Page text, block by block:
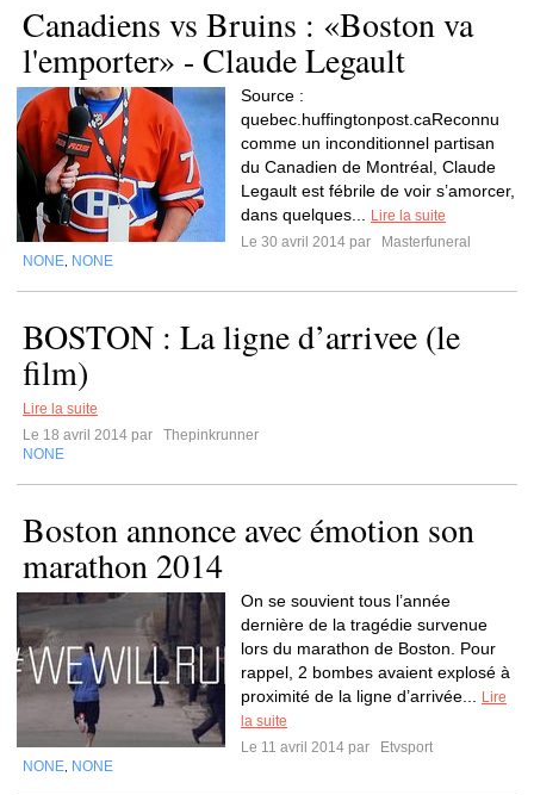
Canadiens vs Bruins : «Boston va
l'emporter» - Claude Legault
Source :
quebec.huffingtonpost.caReconnu
comme un inconditionnel partisan
du Canadien de Montréal, Claude
Legault est fébrile de voir s’amorcer,
dans quelques...
Lire la suite
Le 30 avril 2014 par
Masterfuneral
NONE NONE
BOSTON : La ligne d’arrivee (le
film)
Lire la suite
Le 18 avril 2014 par
Thepinkrunner
NONE
Boston annonce avec émotion son
marathon 2014
On se souvient tous l’année
dernière de la tragédie survenue
lors du marathon de Boston. Pour
rappel, 2 bombes avaient explosé à
proximité de la ligne d’arrivée...
Lire
la suite
Le 11 avril 2014 par
Etvsport
NONE NONE